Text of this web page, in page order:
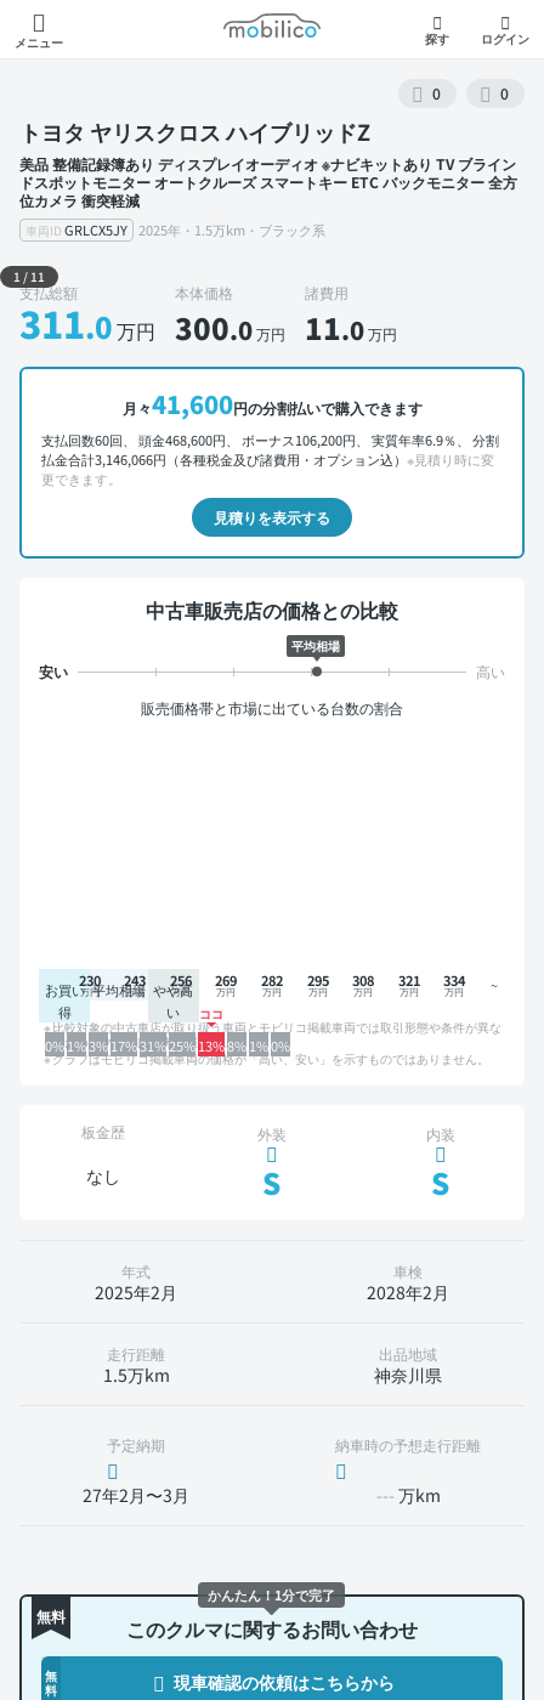
メニュー
モビリコ
探す ログイン
0 0
トヨタ ヤリスクロス ハイブリッドZ
美品 整備記録簿あり ディスプレイオーディオ ※ナビキットあり TV ブライン
ドスポットモニター オートクルーズ スマートキー ETC バックモニター 全方
位カメラ 衝突軽減
車両ID GRLCX5JY 2025年・1.5万km・ブラック系
外装 左前
1 /11
支払総額
311.0万円
本体価格
300.0万円
諸費用
11.0万円
月々41,600円の分割払いで購入できます
支払回数60回、 頭金468,600円、 ボーナス106,200円、 実質年率6.9％、 分割
払金合計3,146,066円（各種税金及び諸費用・オプション込） ※見積り時に変
更できます。
見積りを表示する
中古車販売店の価格との比較
平均相場
販売価格帯と市場に出ている台数の割合
お買い
得
平均相場 やや高
い
0%1%3%17%31%25%13%8%1%0%
230 243 256 269 282 295 308 321 334
比較対象の中古車店が取り扱う車両とモビリコ掲載車両では取引形態や条件が異な
るため、グラフは参考情報です。
グラフはモビリコ掲載車両の価格が「高い、安い」を示すものではありません。
板金歴
なし
外装
S
内装
S
年式
2025年2月
車検
2028年2月
走行距離
1.5万km
出品地域
神奈川県
予定納期
27年2月〜3月
納車時の予想走行距離
--- 万km
無料 このクルマに関するお問い合わせ
無
料
現車確認の依頼はこちらから
かんたん！1分で完了